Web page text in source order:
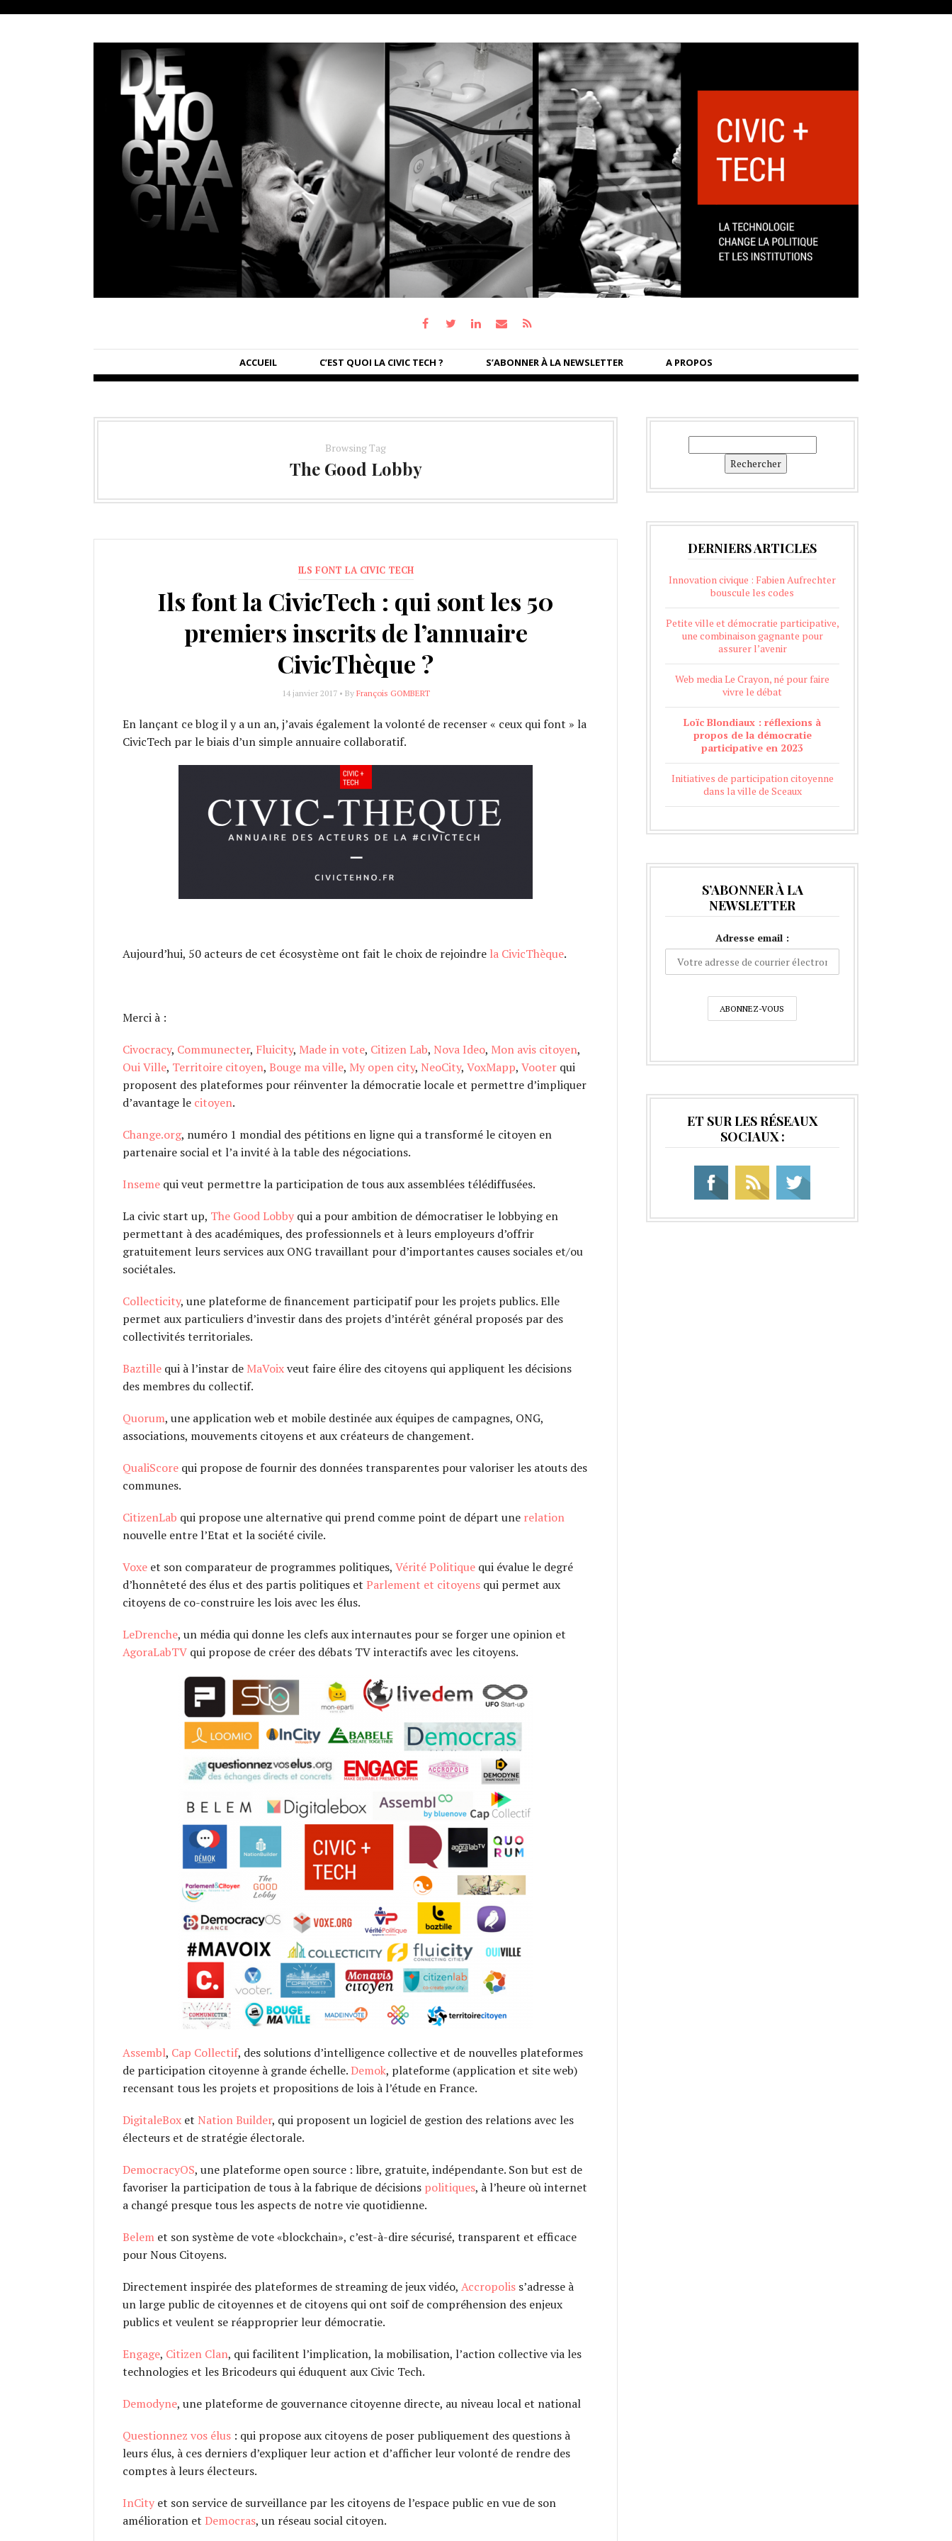
ACCUEIL C’EST QUOI LA CIVIC TECH ? S’ABONNER À LA NEWSLETTER A PROPOS
Browsing Tag
The Good Lobby
ILS FONT LA CIVIC TECH
Ils font la CivicTech : qui sont les 50
premiers inscrits de l’annuaire
CivicThèque ?
14 janvier 2017 • By François GOMBERT
En lançant ce blog il y a un an, j’avais également la volonté de recenser « ceux qui font » la
CivicTech par le biais d’un simple annuaire collaboratif.
Aujourd’hui, 50 acteurs de cet écosystème ont fait le choix de rejoindre la CivicThèque.
Merci à :
Civocracy, Communecter, Fluicity, Made in vote, Citizen Lab, Nova Ideo, Mon avis citoyen,
Oui Ville, Territoire citoyen, Bouge ma ville, My open city, NeoCity, VoxMapp, Vooter qui
proposent des plateformes pour réinventer la démocratie locale et permettre d’impliquer
d’avantage le citoyen.
Change.org, numéro 1 mondial des pétitions en ligne qui a transformé le citoyen en
partenaire social et l’a invité à la table des négociations.
Inseme qui veut permettre la participation de tous aux assemblées télédiffusées.
La civic start up, The Good Lobby qui a pour ambition de démocratiser le lobbying en
permettant à des académiques, des professionnels et à leurs employeurs d’offrir
gratuitement leurs services aux ONG travaillant pour d’importantes causes sociales et/ou
sociétales.
Collecticity, une plateforme de financement participatif pour les projets publics. Elle
permet aux particuliers d’investir dans des projets d’intérêt général proposés par des
collectivités territoriales.
Baztille qui à l’instar de MaVoixveut faire élire des citoyens qui appliquent les décisions
des membres du collectif.
Quorum, une application web et mobile destinée aux équipes de campagnes, ONG,
associations, mouvements citoyens et aux créateurs de changement.
QualiScore qui propose de fournir des données transparentes pour valoriser les atouts des
communes.
CitizenLab qui proposeune alternative qui prend comme point de départ une relation
nouvelle entre l’Etat et la société civile.
Voxe et son comparateur de programmes politiques, Vérité Politique qui évalue le degré
d’honnêteté des élus et des partis politiques et Parlement et citoyens qui permet aux
citoyens de co-construire les lois avec les élus.
LeDrenche, un média qui donne les clefs aux internautes pour se forger une opinion et
AgoraLabTV qui propose de créer des débats TV interactifs avec les citoyens.
Assembl, Cap Collectif, des solutions d’intelligence collective et de nouvelles plateformes
de participation citoyenne à grande échelle.Demok, plateforme (application et site web)
recensant tous les projets et propositions de lois à l’étude en France.
DigitaleBox et Nation Builder, qui proposent un logiciel de gestion des relations avec les
électeurs et de stratégie électorale.
DemocracyOS, une plateforme open source : libre, gratuite, indépendante. Son but est de
favoriser la participation de tous à la fabrique de décisions politiques, à l’heure où internet
a changé presque tous les aspects de notre vie quotidienne.
Belem et son système de vote «blockchain», c’est-à-dire sécurisé, transparent et efficace
pour Nous Citoyens.
Directement inspirée des plateformes de streaming de jeux vidéo, Accropolis s’adresse à
un large public de citoyennes et de citoyens qui ont soif de compréhension des enjeux
publics et veulent se réapproprier leur démocratie.
Engage, Citizen Clan, qui facilitent l’implication, la mobilisation, l’action collective via les
technologies et les Bricodeurs qui éduquent aux Civic Tech.
Demodyne, une plateforme de gouvernance citoyenne directe, au niveau local et national
Questionnez vos élus : qui propose aux citoyens de poser publiquement des questions à
leurs élus, à ces derniers d’expliquer leur action et d’afficher leur volonté de rendre des
comptes à leurs électeurs.
InCity et son service de surveillance par les citoyens de l’espace public en vue de son
amélioration et Democras, un réseau social citoyen.
Rechercher
DERNIERS ARTICLES
Innovation civique : Fabien Aufrechter
bouscule les codes
Petite ville et démocratie participative,
une combinaison gagnante pour
assurer l’avenir
Web media Le Crayon, né pour faire
vivre le débat
Loïc Blondiaux : réflexions à
propos de la démocratie
participative en 2023
Initiatives de participation citoyenne
dans la ville de Sceaux
S’ABONNER À LA
NEWSLETTER
Adresse email :
ET SUR LES RÉSEAUX
SOCIAUX :